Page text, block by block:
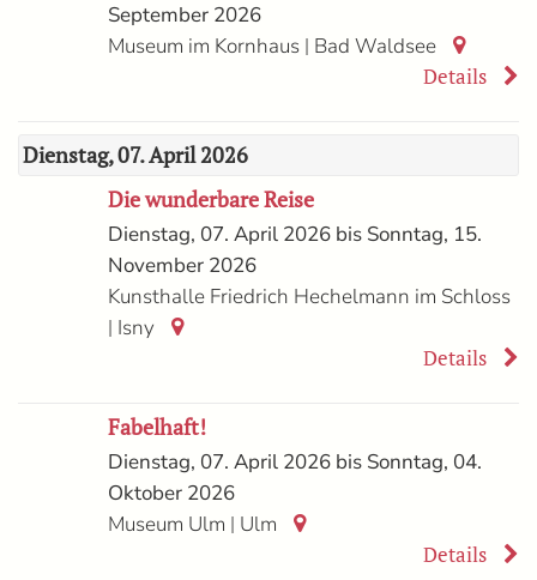
September 2026
Museum im Kornhaus| Bad Waldsee
Details
Dienstag, 07. April 2026
Die wunderbare Reise
Dienstag, 07. April 2026 bis Sonntag, 15.
November 2026
Kunsthalle Friedrich Hechelmann im Schloss
| Isny
Details
Fabelhaft!
Dienstag, 07. April 2026 bis Sonntag, 04.
Oktober 2026
Museum Ulm | Ulm
Details